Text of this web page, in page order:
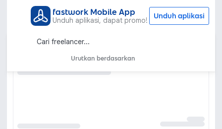
fastwork Mobile App
Unduh aplikasi, dapat promo! Unduh aplikasi
Urutkan berdasarkan